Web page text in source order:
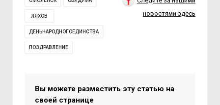
ЛЯХОВ
ДЕНЬНАРОДНОГОЕДИНСТВА
ПОЗДРАВЛЕНИЕ
новостями здесь
Вы можете разместить эту статью на
своей странице